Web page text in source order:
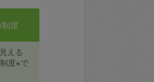
度
える
度※で